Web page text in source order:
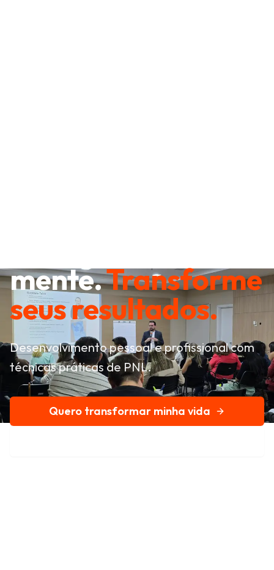
mente.Transforme
seus resultados.
Desenvolvimento pessoal e profissional com
técnicas práticas de PNL.
Quero transformar minha vida